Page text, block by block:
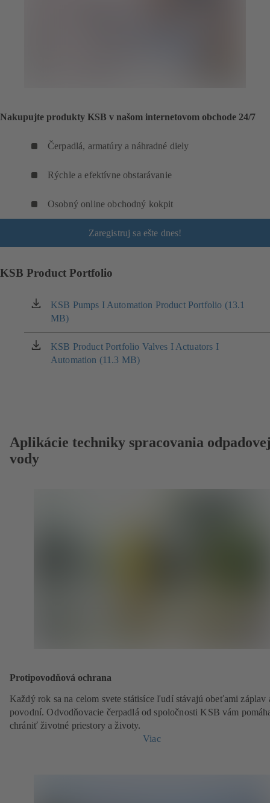
Nakupujte produkty KSB v našom internetovom obchode 24/7
Čerpadlá, armatúry a náhradné diely
Rýchle a efektívne obstarávanie
Osobný online obchodný kokpit
Zaregistruj sa ešte dnes!
KSB Product Portfolio
KSB Pumps I Automation Product Portfolio (13.1
MB)
(otvára
sa
v
novom
okne)
KSB Product Portfolio Valves I Actuators I
Automation (11.3 MB)
(otvára
sa
Aplikácie techniky spracovania
vody
Protipovodňová ochrana
Každý rok sa na celom svete státisíce ľudí stávajú obeťami záplav
povodní. Odvodňovacie čerpadlá od spoločnosti KSB vám
chrániť životné priestory a životy.
Viac